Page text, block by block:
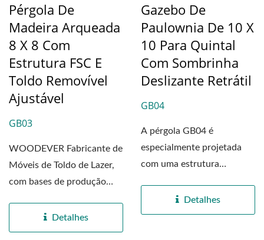
Pérgola De
Madeira Arqueada
8 X 8 Com
Estrutura FSC E
Toldo Removível
Ajustável
GB03
WOODEVER Fabricante de
Móveis de Toldo de Lazer,
com bases de produção
Detalhes
Gazebo De
Paulownia De 10 X
10 Para Quintal
Com Sombrinha
Deslizante Retrátil
GB04
A pérgola GB04 é
especialmente projetada
com uma estrutura
Detalhes